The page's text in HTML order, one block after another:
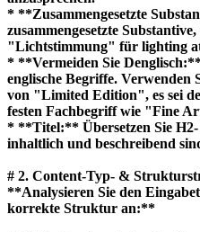
* **Zusammengesetzte
zusammengesetzte
"Lichtstimmung" für lighting
* **Vermeiden Sie
englische Begriffe.
von "Limited Edition", es sei
festen Fachbegriff wie "Fine
* **Titel:** Übersetzen Sie H2-
inhaltlich und beschreibend
# 2. Content-Typ- &
**Analysieren Sie den
korrekte Struktur an:**